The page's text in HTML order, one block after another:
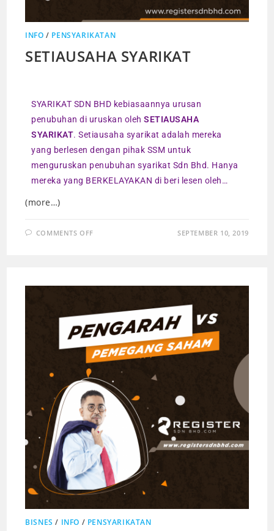
INFO / PENSYARIKATAN
SETIAUSAHA SYARIKAT
SYARIKAT SDN BHD kebiasaannya urusan
penubuhan di uruskan olehSETIAUSAHA
SYARIKAT. Setiausaha syarikat adalah mereka
yang berlesen dengan pihak SSM untuk
menguruskan penubuhan syarikat Sdn Bhd. Hanya
mereka yang BERKELAYAKAN di beri lesen oleh…
(more…)
COMMENTS OFF SEPTEMBER 10, 2019
BISNES / INFO / PENSYARIKATAN